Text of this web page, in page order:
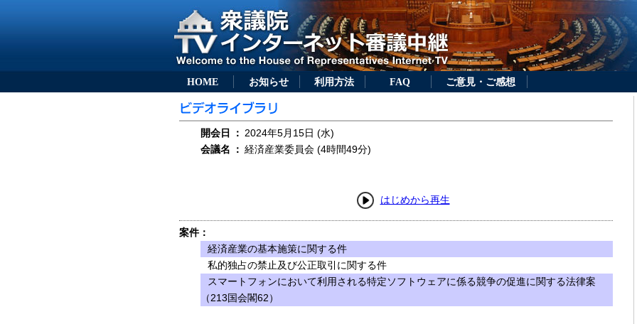
HOME お知らせ 利用方法 FAQ ご意見・ご感想
開会日 ： 2024年5月15日 (水)
会議名
： 経済産業委員会 (4時間49分)
はじめから再生
案件：
経済産業の基本施策に関する件
私的独占の禁止及び公正取引に関する件
スマートフォンにおいて利用される特定ソフトウェアに係る競争の促進に関する法律案
（213国会閣62）